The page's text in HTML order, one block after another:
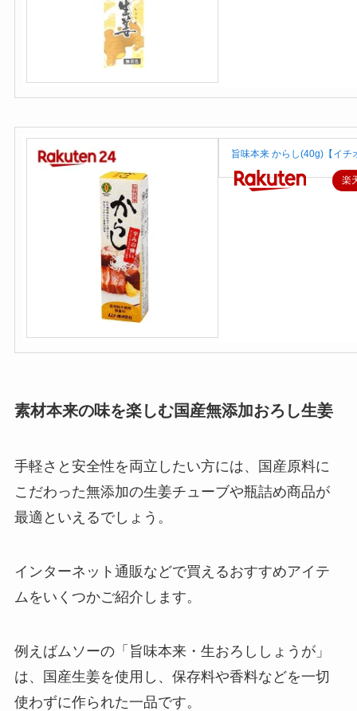
旨味本来 からし(40g)【イチ
楽
素材本来の味を楽しむ国産無添加おろし生姜
手軽さと安全性を両立したい方には、国産原料に
こだわった無添加の生姜チューブや瓶詰め商品が
最適といえるでしょう。
インターネット通販などで買えるおすすめアイテ
ムをいくつかご紹介します。
例えばムソーの「旨味本来・生おろししょうが」
は、国産生姜を使用し、保存料や香料などを一切
使わずに作られた一品です。